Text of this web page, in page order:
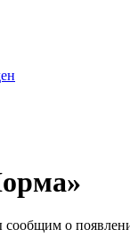
сообщим о